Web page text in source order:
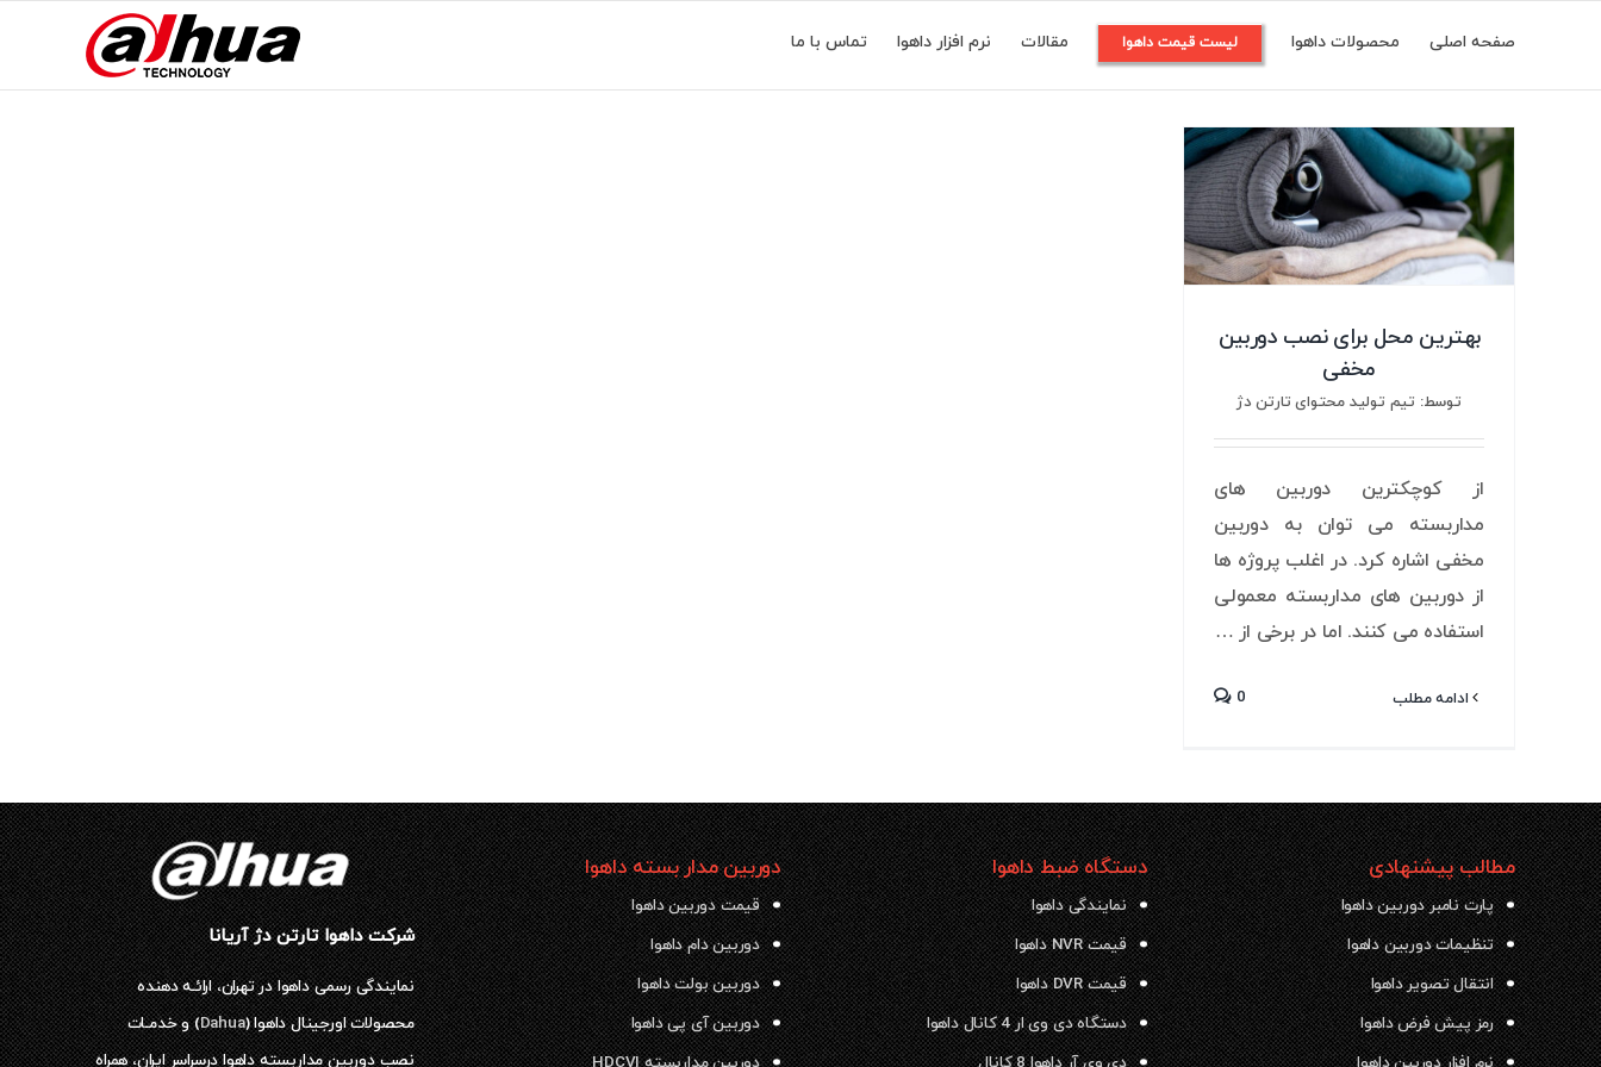
content
صفحه اصلی محصولات داهوا لیست قیمت داهوا مقالات نرم افزار داهوا تماس با ما
بهترین محل برای نصب دوربین
مخفی
توسط: تیم تولید محتوای تارتن دژ
از کوچکترین دوربین های
مداربسته می توان به دوربین
مخفی اشاره کرد. در اغلب پروژه ها
از دوربین های مداربسته معمولی
استفاده می کنند. اما در برخی از …
ادامه مطلب 0
مطالب پیشنهادی
پارت نامبر دوربین داهوا
تنظیمات دوربین داهوا
انتقال تصویر داهوا
رمز پیش فرض داهوا
نرم افزار دوربین داهوا
دستگاه ضبط داهوا
نمایندگی داهوا
قیمت NVR داهوا
قیمت DVR داهوا
دستگاه دی وی ار 4 کانال داهوا
دی وی آر داهوا 8 کانال
دوربین مدار بسته داهوا
قیمت دوربین داهوا
دوربین دام داهوا
دوربین بولت داهوا
دوربین آی پی داهوا
دوربین مداربسته HDCVI
شرکت داهوا تارتن دژ آریانا
نمایندگی رسمی داهوا در تهران، ارائـه دهنده
محصولات اورجینال داهوا (Dahua) و خدمـات
نصب دوربین مداربسته داهوا درسراسر ایران، همراه